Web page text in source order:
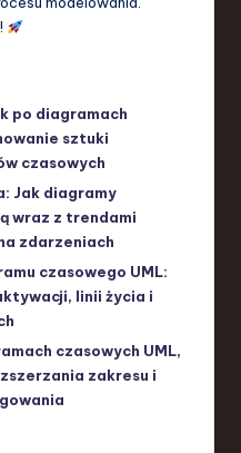
po diagramach
sztuki
czasowych
Jak diagramy
wraz z trendami
zdarzeniach
czasowego UML:
linii życia i
czasowych UML,
zakresu i